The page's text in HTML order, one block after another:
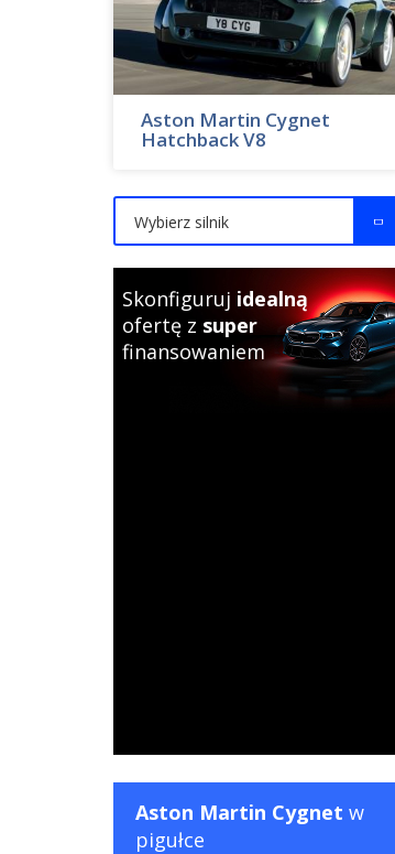
Aston Martin Cygnet
Hatchback V8
Wybierz silnik
Skonfiguruj idealną
ofertę z super
finansowaniem
Aston Martin Cygnet w
pigułce